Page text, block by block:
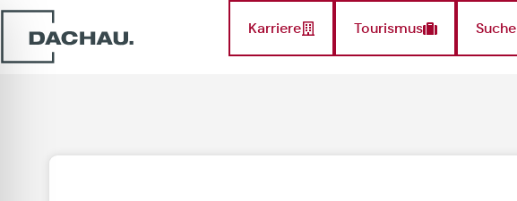
Karriere Tourismus
Suche